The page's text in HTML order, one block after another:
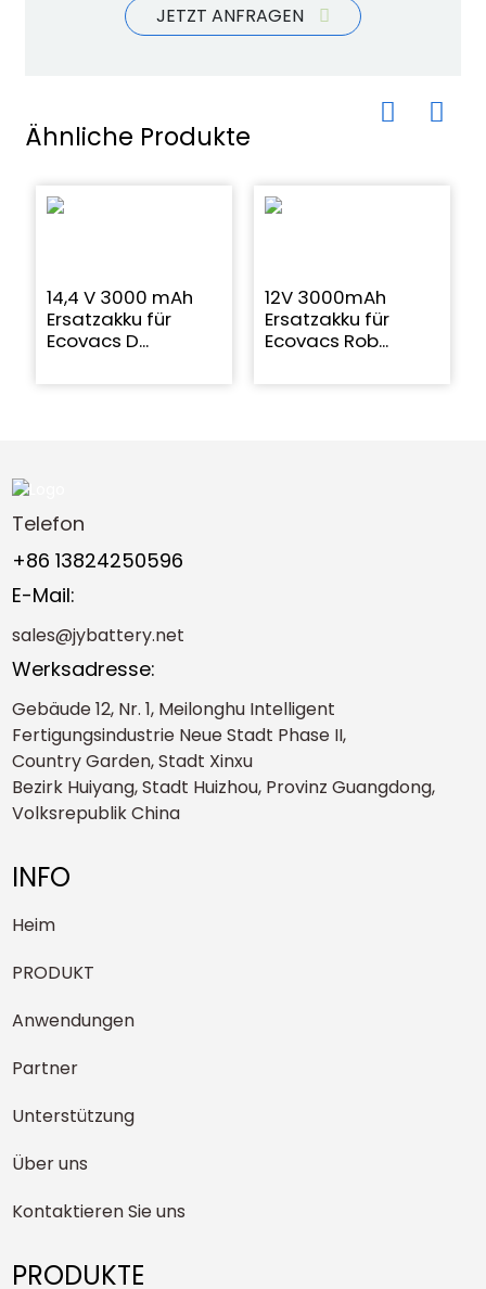
JETZT ANFRAGEN
Ähnliche Produkte
14,4 V 3000 mAh
Ersatzakku für
Ecovacs D...
12V 3000mAh
Ersatzakku für
Ecovacs Rob...
Telefon
+86 13824250596
E-Mail:
sales@jybattery.net
Werksadresse:
Gebäude 12, Nr. 1, Meilonghu Intelligent
Fertigungsindustrie Neue Stadt Phase II,
Country Garden, Stadt Xinxu
Bezirk Huiyang, Stadt Huizhou, Provinz Guangdong,
Volksrepublik China
INFO
Heim
PRODUKT
Anwendungen
Partner
Unterstützung
Über uns
Kontaktieren Sie uns
PRODUKTE